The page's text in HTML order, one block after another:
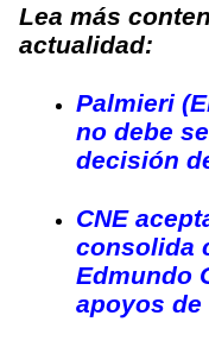
Lea más
actualidad:
Palmieri
no debe
decisión
CNE
consolida
Edmundo
apoyos de